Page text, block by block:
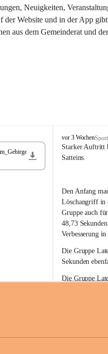
Neuigkeiten,
Website und in der App
aus dem Gemeinderat und
F
r
e
l
l
i
g
e
F
e
u
e
r
w
t
vor 3 Wochen
Starker Auftritt
Satteins.
Den Anfang
Löschangriff in
Gruppe auch
48,73
Verbesserung
Die Gruppe
Sekunden
Die Gruppe